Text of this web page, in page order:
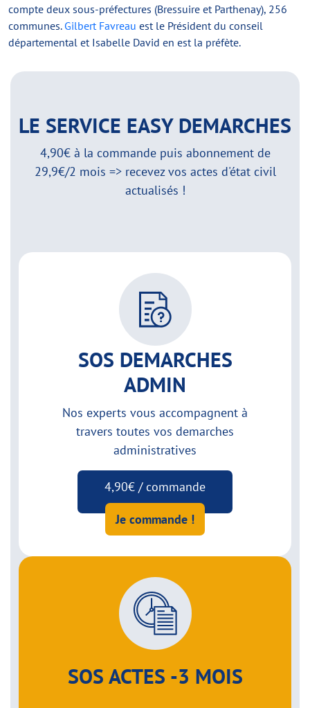
compte deux sous-préfectures (Bressuire et Parthenay), 256
communes. Gilbert Favreau est le Président du conseil
départemental et Isabelle David en est la préfète.
LE SERVICE EASY DEMARCHES
4,90€ à la commande puis abonnement de
29,9€/2 mois => recevez vos actes d'état civil
actualisés !
SOS DEMARCHES
ADMIN
Nos experts vous accompagnent à
travers toutes vos demarches
administratives
4,90€ / commande
Je commande !
SOS ACTES -3 MOIS